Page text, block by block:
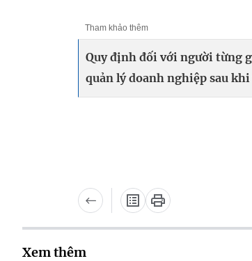
Tham khảo thêm
Quy định đối với người từng
quản lý doanh nghiệp sau
Xem thêm